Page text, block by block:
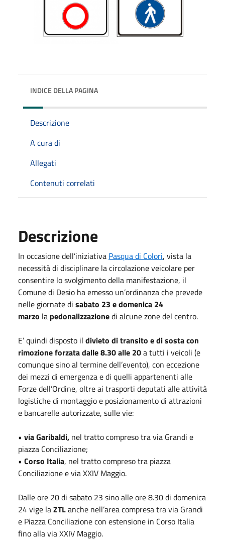
INDICE DELLA PAGINA
Descrizione
A cura di
Allegati
Contenuti correlati
Descrizione
In occasione dell’iniziativa Pasqua di Colori, vista la
necessità di disciplinare la circolazione veicolare per
consentire lo svolgimento della manifestazione, il
Comune di Desio ha emesso un’ordinanza che prevede
nelle giornate di sabato 23 e domenica 24
marzo la pedonalizzazionedi alcune zone del centro.
E’ quindi disposto il divieto di transito e di sosta con
rimozione forzata dalle 8.30 alle 20a tutti i veicoli (e
comunque sino al termine dell’evento), con eccezione
dei mezzi di emergenza e di quelli appartenenti alle
Forze dell’Ordine, oltre ai trasporti deputati alle attività
logistiche di montaggio e posizionamento di attrazioni
e bancarelle autorizzate, sulle vie:
• via Garibaldi, nel tratto compreso tra via Grandi e
piazza Conciliazione;
• Corso Italia, nel tratto compreso tra piazza
Conciliazione e via XXIV Maggio.
Dalle ore 20 di sabato 23 sino alle ore 8.30 di domenica
24 vige laZTLanche nell’area compresa tra via Grandi
e Piazza Conciliazione con estensione in Corso Italia
fino alla via XXIV Maggio.